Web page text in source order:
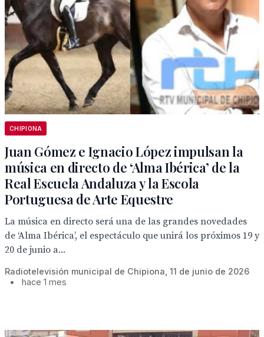
CHIPIONA
Juan Gómez e Ignacio López impulsan la
música en directo de ‘Alma Ibérica’ de la
Real Escuela Andaluza y la Escola
Portuguesa de Arte Equestre
La música en directo será una de las grandes novedades
de ‘Alma Ibérica’, el espectáculo que unirá los próximos 19 y
20 de junio a...
Radiotelevisión municipal de Chipiona, 11 de junio de 2026
•
hace 1 mes